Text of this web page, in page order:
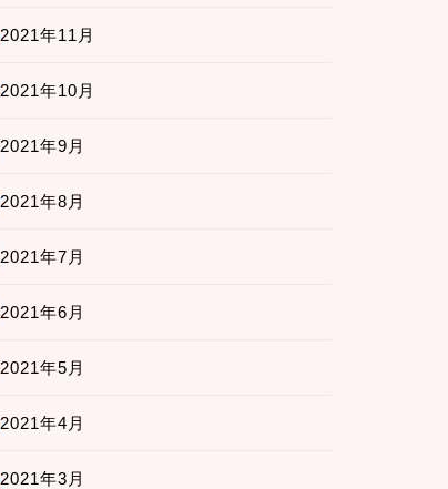
2021年11月
2021年10月
2021年9月
2021年8月
2021年7月
2021年6月
2021年5月
2021年4月
2021年3月